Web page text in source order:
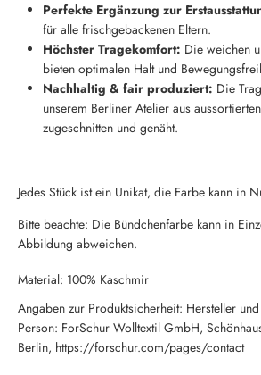
Perfekte Ergänzung zur
für alle frischgebackenen Eltern.
Höchster Tragekomfort: Die weichen
bieten optimalen Halt und
Nachhaltig & fair produziert: Die
unserem Berliner Atelier aus
zugeschnitten und genäht.
Jedes Stück ist ein Unikat, die Farbe kann in
Bitte beachte: Die Bündchenfarbe kann in
Abbildung abweichen.
Material: 100% Kaschmir
Angaben zur Produktsicherheit: Hersteller
Person: ForSchur Wolltextil GmbH,
Berlin, https://forschur.com/pages/contact